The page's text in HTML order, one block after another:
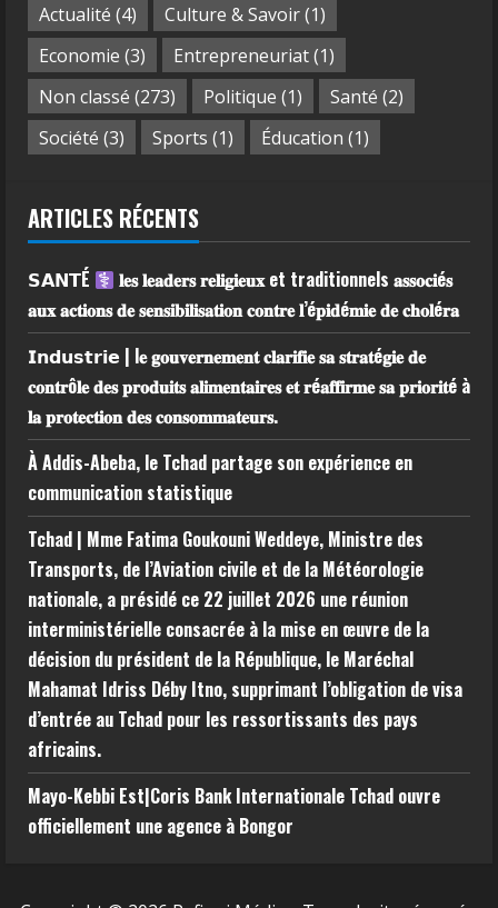
Actualité (4) Culture & Savoir(1)
Economie (3) Entrepreneuriat(1)
Non classé (273) Politique (1) Santé (2)
Société (3) Sports (1) Éducation (1)
ARTICLES RÉCENTS
𝗦𝗔𝗡𝗧É
𝐥𝐞𝐬 𝐥𝐞𝐚𝐝𝐞𝐫𝐬 𝐫𝐞𝐥𝐢𝐠𝐢𝐞𝐮𝐱 et traditionnels 𝐚𝐬𝐬𝐨𝐜𝐢é𝐬
𝐚𝐮𝐱 𝐚𝐜𝐭𝐢𝐨𝐧𝐬 𝐝𝐞 𝐬𝐞𝐧𝐬𝐢𝐛𝐢𝐥𝐢𝐬𝐚𝐭𝐢𝐨𝐧 𝐜𝐨𝐧𝐭𝐫𝐞 𝐥’é𝐩𝐢𝐝é𝐦𝐢𝐞 𝐝𝐞 𝐜𝐡𝐨𝐥é𝐫𝐚
𝗜𝗻𝗱𝘂𝘀𝘁𝗿𝗶𝗲 | l𝐞 𝐠𝐨𝐮𝐯𝐞𝐫𝐧𝐞𝐦𝐞𝐧𝐭 𝐜𝐥𝐚𝐫𝐢𝐟𝐢𝐞 𝐬𝐚 𝐬𝐭𝐫𝐚𝐭é𝐠𝐢𝐞 𝐝𝐞
𝐜𝐨𝐧𝐭𝐫ô𝐥𝐞 𝐝𝐞𝐬 𝐩𝐫𝐨𝐝𝐮𝐢𝐭𝐬 𝐚𝐥𝐢𝐦𝐞𝐧𝐭𝐚𝐢𝐫𝐞𝐬 𝐞𝐭 𝐫é𝐚𝐟𝐟𝐢𝐫𝐦𝐞 𝐬𝐚 𝐩𝐫𝐢𝐨𝐫𝐢𝐭é à
𝐥𝐚 𝐩𝐫𝐨𝐭𝐞𝐜𝐭𝐢𝐨𝐧 𝐝𝐞𝐬 𝐜𝐨𝐧𝐬𝐨𝐦𝐦𝐚𝐭𝐞𝐮𝐫𝐬.
À Addis-Abeba, le Tchad partage son expérience en
communication statistique
Tchad | Mme Fatima Goukouni Weddeye, Ministre des
Transports, de l’Aviation civile et de la Météorologie
nationale, a présidé ce 22 juillet 2026 une réunion
interministérielle consacrée à la mise en œuvre de la
décision du président de la République, le Maréchal
Mahamat Idriss Déby Itno, supprimant l’obligation de visa
d’entrée au Tchad pour les ressortissants des pays
africains.
Mayo-Kebbi Est|Coris Bank Internationale Tchad ouvre
officiellement une agence à Bongor